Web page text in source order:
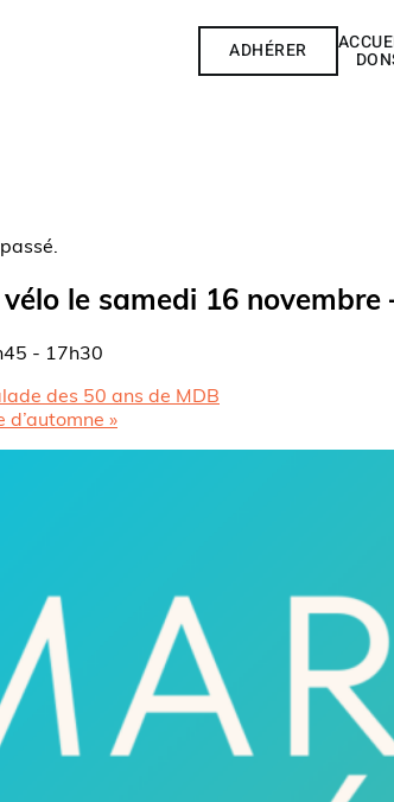
ADHÉRER
le samedi 16
- 17h30
des 50 ans de MDB
d’automne »